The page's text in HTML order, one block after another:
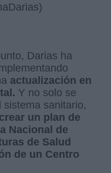
Darias ha
actualización en
Y no solo se
sanitario,
un plan de
Nacional de
de Salud
de un Centro